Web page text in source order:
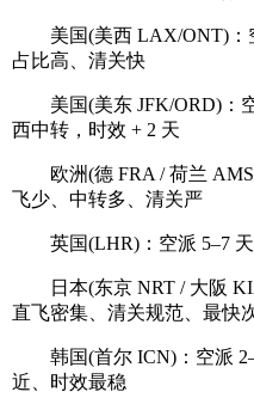
美国(美西 LAX/ONT)：
占比高、清关快
美国(美东 JFK/ORD)：空
西中转，时效 + 2 天
欧洲(德 FRA / 荷兰 AMS)
飞少、中转多、清关严
英国(LHR)：空派 5–7 天
日本(东京 NRT / 大阪
直飞密集、清关规范、最快
韩国(首尔 ICN)：空派
近、时效最稳